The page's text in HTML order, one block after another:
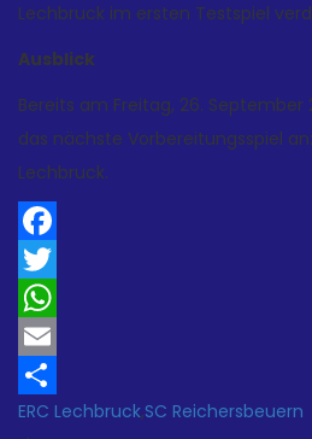
Lechbruck im ersten Testspiel
Ausblick
Bereits am Freitag, 26. September
das nächste Vorbereitungsspiel an:
Lechbruck.
Facebook
Twitter
WhatsApp
Email
Teilen
ERC Lechbruck,SC Reichersbeuern